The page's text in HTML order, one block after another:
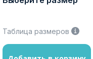
Таблица размеров